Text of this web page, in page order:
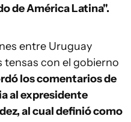
de América Latina".
entre Uruguay
tensas con el gobierno
los comentarios de
al expresidente
al cual definió como